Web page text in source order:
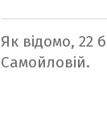
Як відомо, 22
Самойловій.